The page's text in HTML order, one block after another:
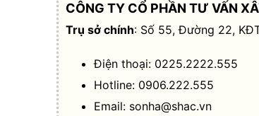
CÔNG TY CỔ PHẦN TƯ VẤN
Trụ sở chính: Số 55, Đường 22,
Điện thoại: 0225.2222.555
Hotline: 0906.222.555
Email: sonha@shac.vn